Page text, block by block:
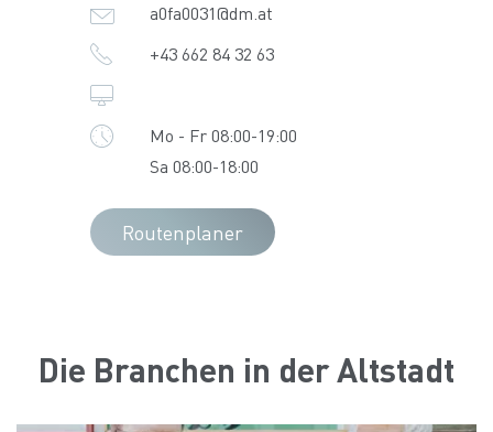
a0fa0031@dm.at
+43 662 84 32 63
Mo - Fr 08:00-19:00
Sa 08:00-18:00
Routenplaner
Die Branchen in der Altstadt